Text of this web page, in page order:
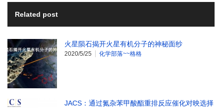
Related post
火星陨石揭开火星有机分子的神秘面纱
2020/5/25 化学部落~~格格
JACS：通过氮杂苯甲酸酯重排反应催化对映选择